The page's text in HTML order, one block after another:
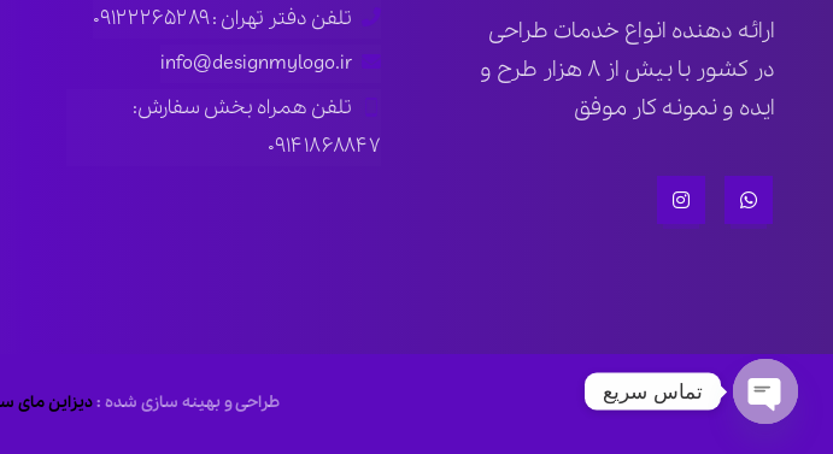
ارائه دهنده انواع خدمات طراحی
در کشور با بیش از ۸ هزار طرح و
ایده و نمونه کار موفق
تلفن دفتر تهران : ۰۹۱۲۲۲۶۵۲۸۹
info@designmylogo.ir
تلفن همراه بخش سفارش:
۰۹۱۴۱۸۶۸۸۴۷
طراحی و بهینه سازی شده :دیزاین مای تماس سریع